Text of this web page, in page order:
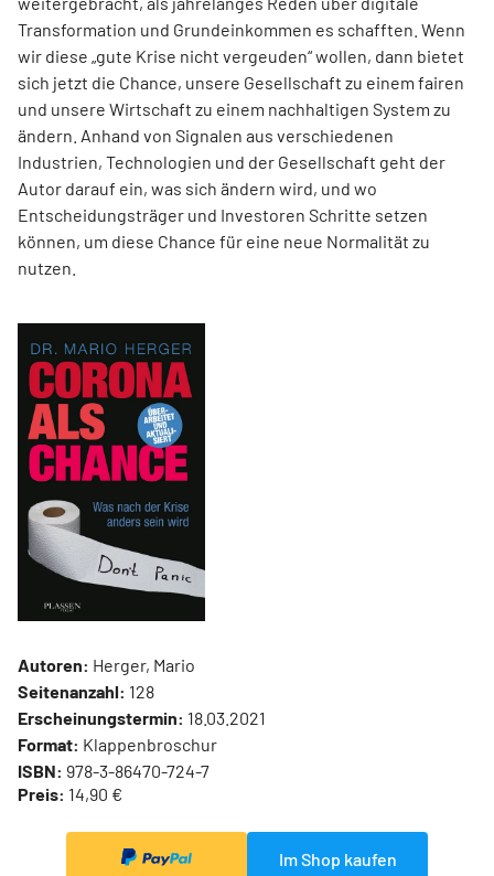
Transformation und Grundeinkommen es schafften. Wenn
wir diese „gute Krise nicht vergeuden“ wollen, dann bietet
sich jetzt die Chance, unsere Gesellschaft zu einem fairen
und unsere Wirtschaft zu einem nachhaltigen System zu
ändern. Anhand von Signalen aus verschiedenen
Industrien, Technologien und der Gesellschaft geht der
Autor darauf ein, was sich ändern wird, und wo
Entscheidungsträger und Investoren Schritte setzen
können, um diese Chance für eine neue Normalität zu
nutzen.
Autoren: Herger, Mario
Seitenanzahl: 128
Erscheinungstermin: 18.03.2021
Format: Klappenbroschur
ISBN: 978-3-86470-724-7
Preis: 14,90 €
Im Shop kaufen